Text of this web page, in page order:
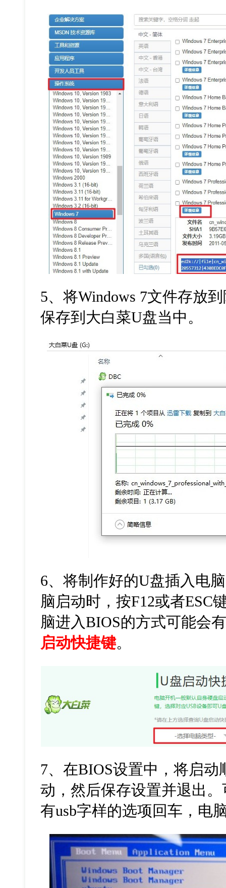
5、将Windows 7文件存放
保存到大白菜U盘当中。
6、将制作好的U盘插入电
脑启动时，按F12或者ESC
脑进入BIOS的方式可能会
启动快捷键。
7、在BIOS设置中，将启动
动，然后保存设置并退出
有usb字样的选项回车，电